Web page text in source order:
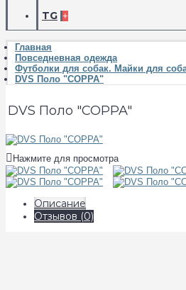
TG +
Главная
Повседневная одежда
Футболки для собак. Майки для
DVS Поло "COPPA"
DVS Поло "COPPA"
Нажмите для просмотра
Описание
Отзывов (0)